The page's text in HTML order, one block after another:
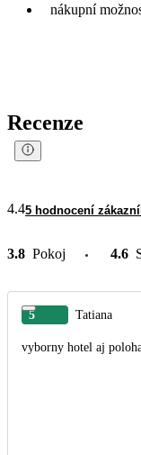
nákupní
Recenze
4.45 hodnocení
3.8 Pokoj 4.6
5 Tatiana
vyborny hotel aj